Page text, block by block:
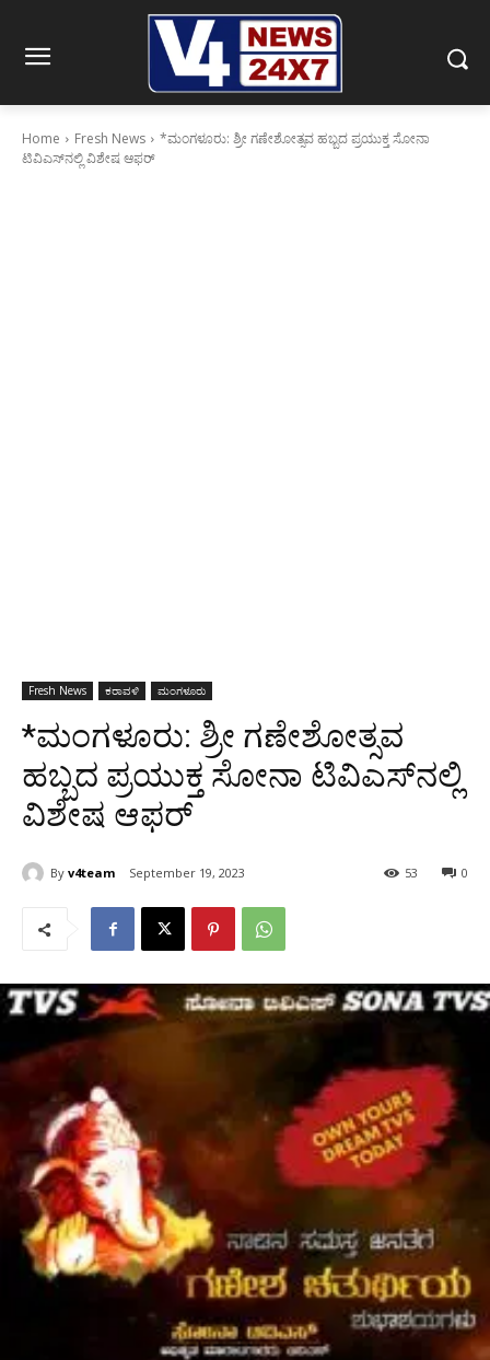
Home Fresh News
*ಮಂಗಳೂರು: ಶ್ರೀ ಗಣೇಶೋತ್ಸವ ಹಬ್ಬದ ಪ್ರಯುಕ್ತ ಸೋನಾ
ಟಿವಿಎಸ್‌ನಲ್ಲಿ ವಿಶೇಷ ಆಫರ್
Fresh News ಕರಾವಳಿ ಮಂಗಳೂರು
*ಮಂಗಳೂರು: ಶ್ರೀ ಗಣೇಶೋತ್ಸವ
ಹಬ್ಬದ ಪ್ರಯುಕ್ತ ಸೋನಾ ಟಿವಿಎಸ್‌ನಲ್ಲಿ
ವಿಶೇಷ ಆಫರ್
By v4team September 19, 2023 0
53